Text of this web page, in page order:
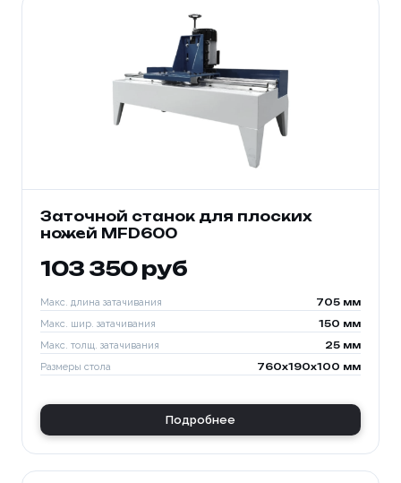
Заточной станок для плоских
ножей MFD600
103 350 руб
Макс. длина затачивания 705 мм
Макс. шир. затачивания 150 мм
Макс. толщ. затачивания 25 мм
Размеры стола 760x190x100 мм
Подробнее